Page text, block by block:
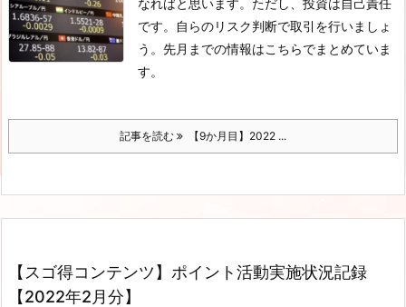
なればと思います。ただし、投資は自己責任
です。自らのリスク判断で取引を行いましょ
う。先月までの情報はこちらでまとめていま
す。
記事を読む 【9か月目】2022 ...
【スゴ得コンテンツ】ポイント活動実施状況記録
【2022年2月分】